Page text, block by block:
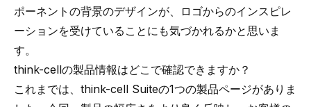
ポーネントの背景のデザインが、ロゴからのインスピレ
ーションを受けていることにも気づかれるかと思いま
す。
think-cellの製品情報はどこで確認できますか？
これまでは、think-cell Suiteの1つの製品ページがありま